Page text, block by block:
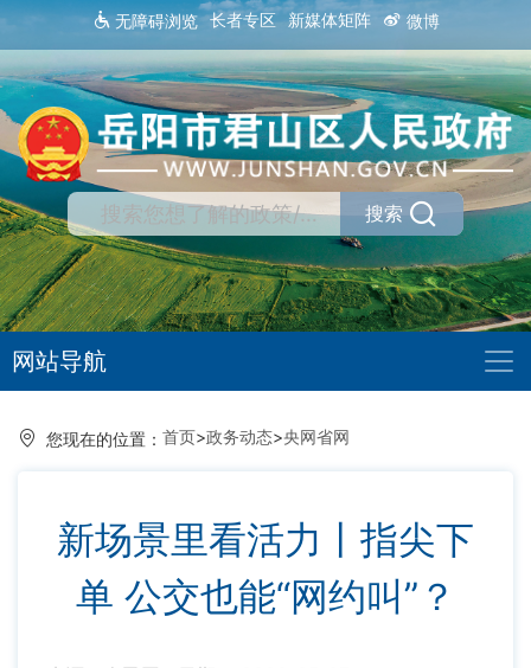
无障碍浏览 长者专区 新媒体矩阵 微博
搜索
网站导航
您现在的位置： 首页>政务动态>央网省网
新场景里看活力丨指尖下
单 公交也能“网约叫”？